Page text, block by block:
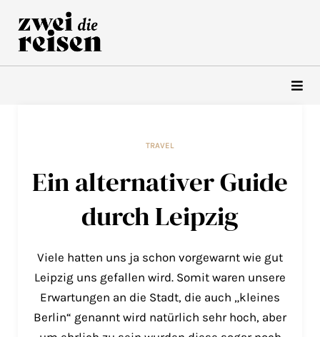
Inhalt
springen
TRAVEL
Ein alternativer Guide
durch Leipzig
Viele hatten uns ja schon vorgewarnt wie gut
Leipzig uns gefallen wird. Somit waren unsere
Erwartungen an die Stadt, die auch „kleines
Berlin“ genannt wird natürlich sehr hoch, aber